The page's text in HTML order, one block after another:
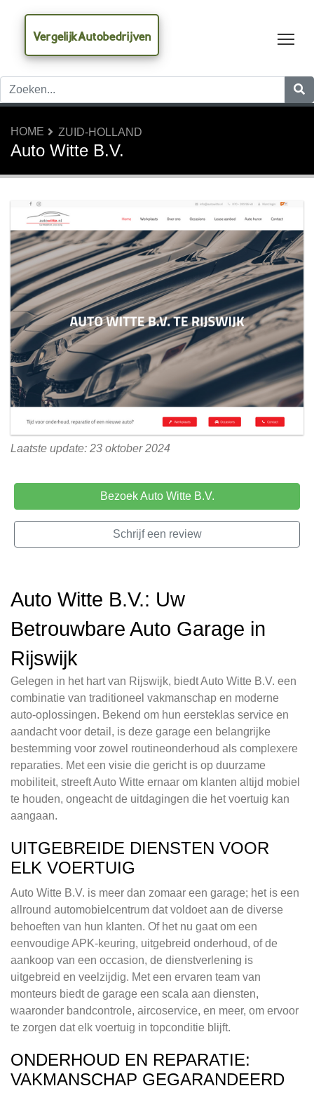
VergelijkAutobedrijven
HOME ZUID-HOLLAND
Auto Witte B.V.
Laatste update: 23 oktober 2024
Bezoek Auto Witte B.V.
Schrijf een review
Auto Witte B.V.: Uw
Betrouwbare Auto Garage in
Rijswijk
Gelegen in het hart van Rijswijk, biedt Auto Witte B.V. een
combinatie van traditioneel vakmanschap en moderne
auto-oplossingen. Bekend om hun eersteklas service en
aandacht voor detail, is deze garage een belangrijke
bestemming voor zowel routineonderhoud als complexere
reparaties. Met een visie die gericht is op duurzame
mobiliteit, streeft Auto Witte ernaar om klanten altijd mobiel
te houden, ongeacht de uitdagingen die het voertuig kan
aangaan.
UITGEBREIDE DIENSTEN VOOR
ELK VOERTUIG
Auto Witte B.V. is meer dan zomaar een garage; het is een
allround automobielcentrum dat voldoet aan de diverse
behoeften van hun klanten. Of het nu gaat om een
eenvoudige APK-keuring, uitgebreid onderhoud, of de
aankoop van een occasion, de dienstverlening is
uitgebreid en veelzijdig. Met een ervaren team van
monteurs biedt de garage een scala aan diensten,
waaronder bandcontrole, aircoservice, en meer, om ervoor
te zorgen dat elk voertuig in topconditie blijft.
ONDERHOUD EN REPARATIE:
VAKMANSCHAP GEGARANDEERD